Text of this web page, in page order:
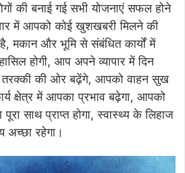
की बनाई गई सभी योजनाएं सफल होने
में आपको कोई खुशखबरी मिलने की
मकान और भूमि से संबंधित कार्यों में
होगी, आप अपने व्यापार में दिन
तरक्की की ओर बढ़ेंगे, आपको वाहन सुख
क्षेत्र में आपका प्रभाव बढ़ेगा, आपको
साथ प्राप्त होगा, स्वास्थ्य के लिहाज
रहेगा।